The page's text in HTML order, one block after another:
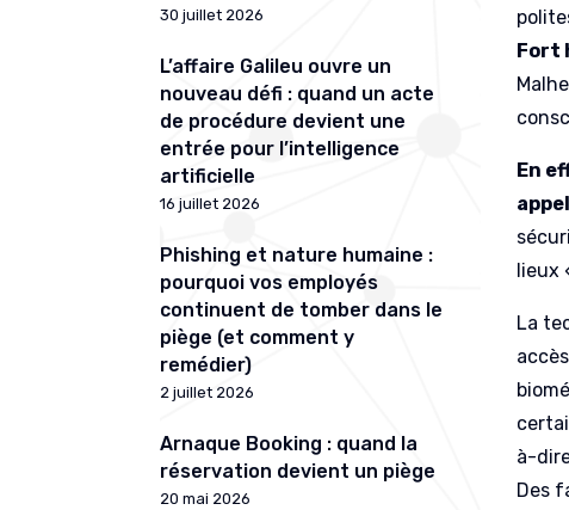
30 juillet 2026
L’affaire Galileu ouvre un
nouveau défi : quand un acte
de procédure devient une
entrée pour l’intelligence
artificielle
16 juillet 2026
Phishing et nature humaine :
pourquoi vos employés
continuent de tomber dans le
piège (et comment y
remédier)
2 juillet 2026
Arnaque Booking : quand la
réservation devient un piège
20 mai 2026
Fort
En
lieux
La
à-
Des